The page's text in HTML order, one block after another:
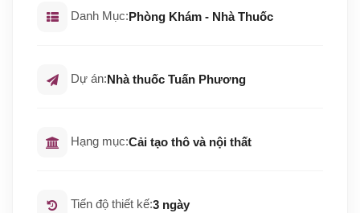
Danh Mục:Phòng Khám - Nhà Thuốc
Dự án:Nhà thuốc Tuấn Phương
Hạng mục:Cải tạo thô và nội thất
Tiến độ thiết kế:3 ngày